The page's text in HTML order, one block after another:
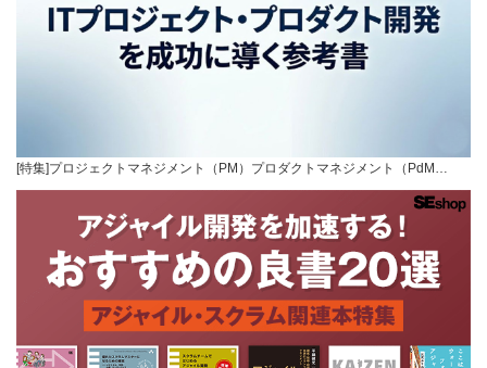
[特集]プロジェクトマネジメント（PM）プロダクトマネジメント（PdM…